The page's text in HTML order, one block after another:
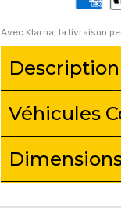
Avec Klarna, la livraison
Description
Véhicules